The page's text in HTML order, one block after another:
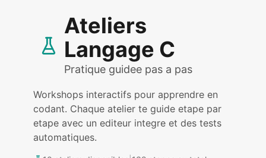
Ateliers
Langage C
Pratique guidee pas a pas
Workshops interactifs pour apprendre en
codant. Chaque atelier te guide etape par
etape avec un editeur integre et des tests
automatiques.